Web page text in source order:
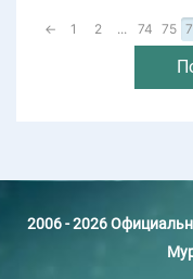
← 1 2 ... 74 75
2006 - 2026